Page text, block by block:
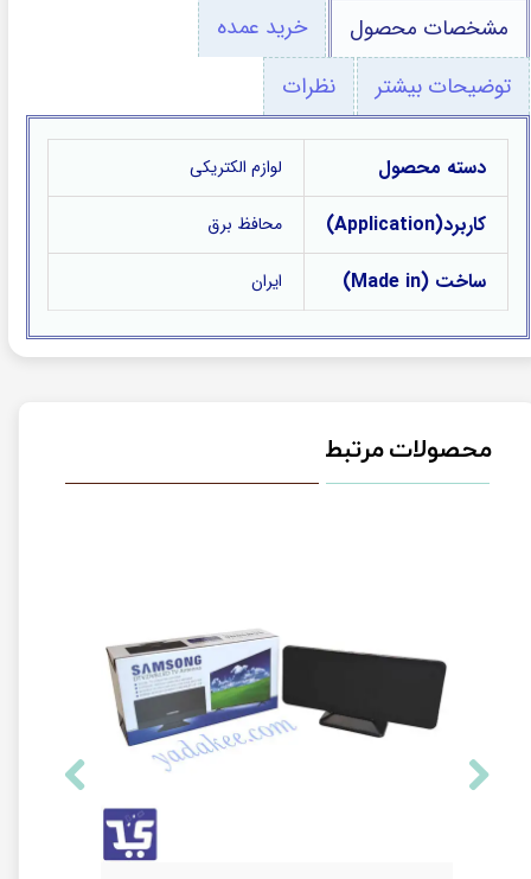
مشخصات محصول
خرید عمده
توضیحات بیشتر
نظرات
دسته محصول لوازم الکتریکی
کاربرد(Application) محافظ برق
ساخت (Made in) ایران
محصولات مرتبط